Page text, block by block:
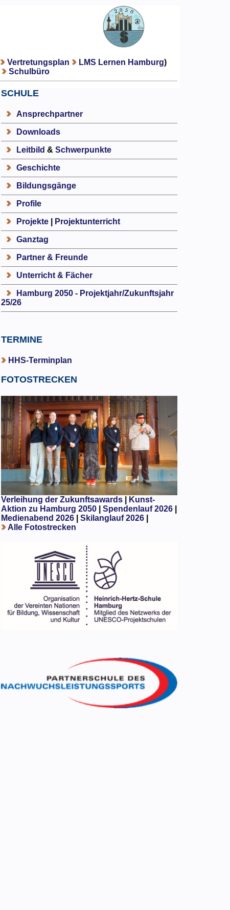
Vertretungsplan LMS Lernen Hamburg)
Schulbüro
SCHULE
Ansprechpartner
Downloads
Leitbild & Schwerpunkte
Geschichte
Bildungsgänge
Profile
Projekte| Projektunterricht
Ganztag
Partner & Freunde
Unterricht & Fächer
Hamburg 2050 - Projektjahr/Zukunftsjahr
25/26
TERMINE
HHS-Terminplan
FOTOSTRECKEN
Verleihung der Zukunftsawards|
Kunst-
Aktion zu Hamburg 2050
Spendenlauf 2026|
Medienabend 2026| Skilanglauf 2026|
Alle Fotostrecken